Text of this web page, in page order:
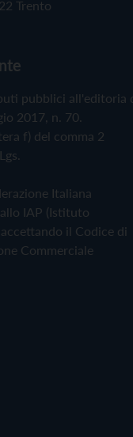
Trento
pubblici all'editoria
2017, n. 70.
f) del comma 2
Italiana
IAP (Istituto
il Codice di
Commerciale